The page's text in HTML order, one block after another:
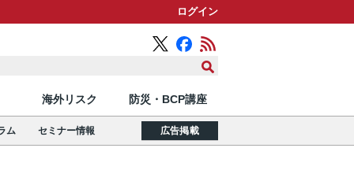
ログイン
海外リスク 防災・BCP講座
ム セミナー情報 広告掲載